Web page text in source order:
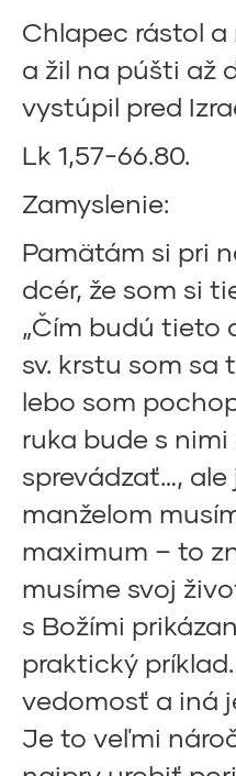
Chlapec rástol
a žil na púšti až
vystúpil pred
Lk 1,57-66.80.
Zamyslenie:
Pamätám si pri
dcér, že som si
„Čím budú tieto
sv. krstu som sa
lebo som
ruka bude s
sprevádzať…,
manželom
maximum – to
musíme svoj
s Božími
praktický
vedomosť a iná
Je to veľmi